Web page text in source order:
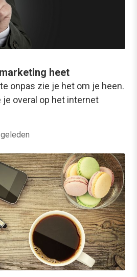
heet
onpas zie je het om je heen.
je overal op het internet